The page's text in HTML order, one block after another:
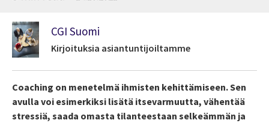
CGI Suomi
Kirjoituksia asiantuntijoiltamme
Coaching on menetelmä ihmisten kehittämiseen. Sen
avulla voi esimerkiksi lisätä itsevarmuutta, vähentää
stressiä, saada omasta tilanteestaan selkeämmän ja